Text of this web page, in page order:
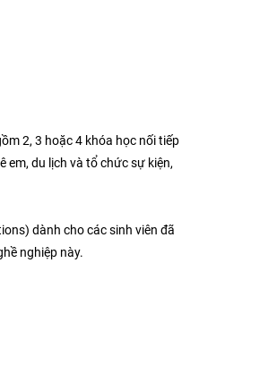
2, 3 hoặc 4 khóa học nối tiếp
em, du lịch và tổ chức sự kiện,
dành cho các sinh viên đã
nghiệp này.